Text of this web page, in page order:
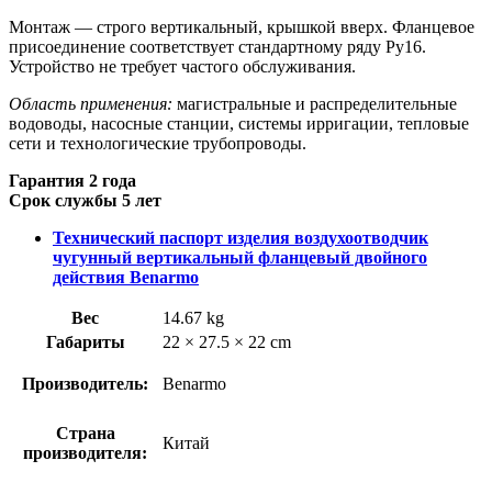
Монтаж — строго вертикальный, крышкой вверх. Фланцевое
присоединение соответствует стандартному ряду Ру16.
Устройство не требует частого обслуживания.
Область применения: магистральные и распределительные
водоводы, насосные станции, системы ирригации, тепловые
сети и технологические трубопроводы.
Гарантия 2 года
Срок службы 5 лет
Технический паспорт изделия воздухоотводчик
чугунный вертикальный фланцевый двойного
действия Benarmo
Вес
14.67 kg
Габариты
22 × 27.5 × 22 cm
Производитель: Benarmo
Страна
производителя:
Китай